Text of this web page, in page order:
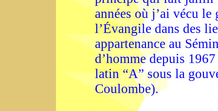
années où j’ai vécu le
l’Évangile dans des
appartenance au
d’homme depuis
latin “A” sous la
Coulombe).